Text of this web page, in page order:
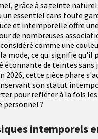
grâce à sa teinte
un essentiel dans toute
et intemporelle offre
de nombreuses
comme une
mode, ce qui signifie qu'il
étonnante de teintes sans
2026, cette pièce phare
son statut
pour refléter à la fois
personnel ?
intemporels